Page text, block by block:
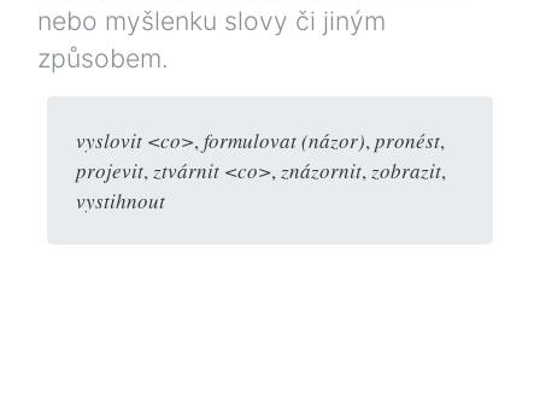
nebo myšlenku slovy či jiným
způsobem.
vyslovit <co>,formulovat (názor),pronést,
projevit,ztvárnit <co>,znázornit,zobrazit,
vystihnout